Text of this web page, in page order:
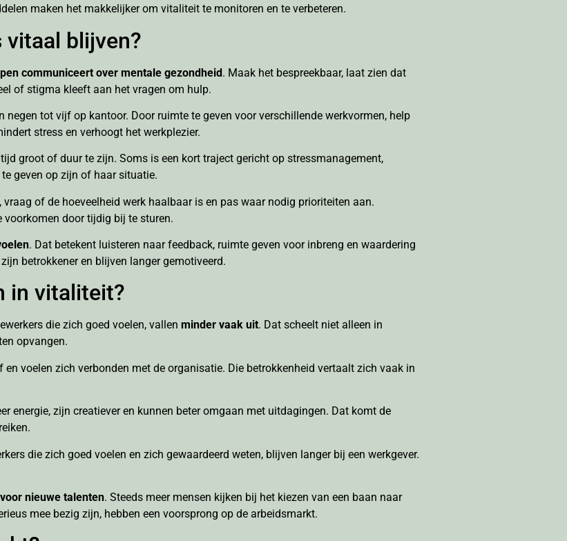
maken het makkelijker om vitaliteit te monitoren en te verbeteren.
vitaal blijven?
communiceert over mentale gezondheid. Maak het bespreekbaar, laat zien dat
of stigma kleeft aan het vragen om hulp.
negen tot vijf op kantoor. Door ruimte te geven voor verschillende werkvormen, help
stress en verhoogt het werkplezier.
groot of duur te zijn. Soms is een kort traject gericht op stressmanagement,
geven op zijn of haar situatie.
of de hoeveelheid werk haalbaar is en pas waar nodig prioriteiten aan.
voorkomen door tijdig bij te sturen.
. Dat betekent luisteren naar feedback, ruimte geven voor inbreng en waardering
betrokkener en blijven langer gemotiveerd.
in vitaliteit?
die zich goed voelen, vallen minder vaak uit. Dat scheelt niet alleen in
opvangen.
en voelen zich verbonden met de organisatie. Die betrokkenheid vertaalt zich vaak in
energie, zijn creatiever en kunnen beter omgaan met uitdagingen. Dat komt de
die zich goed voelen en zich gewaardeerd weten, blijven langer bij een werkgever.
nieuwe talenten. Steeds meer mensen kijken bij het kiezen van een baan naar
mee bezig zijn, hebben een voorsprong op de arbeidsmarkt.